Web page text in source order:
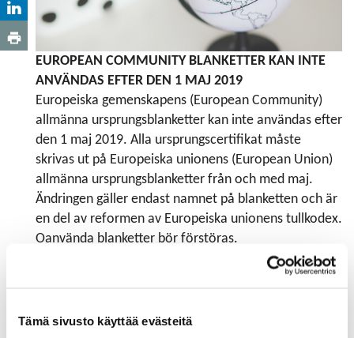
Tämä sivusto käyttää evästeitä
EUROPEAN COMMUNITY BLANKETTER KAN INTE
ANVÄNDAS EFTER DEN 1 MAJ 2019
Europeiska gemenskapens (European Community)
allmänna ursprungsblanketter kan inte användas efter
den 1 maj 2019. Alla ursprungscertifikat måste
skrivas ut på Europeiska unionens (European Union)
allmänna ursprungsblanketter från och med maj.
Ändringen gäller endast namnet på blanketten och är
en del av reformen av Europeiska unionens tullkodex.
Oanvända blanketter bör förstöras.
Tilläggsuppgifter fås från den egna handelskammaren
eller från Centralhandelskammaren